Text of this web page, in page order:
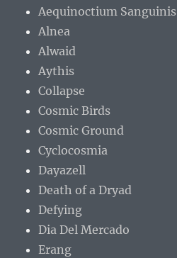
Aequinoctium Sanguinis
Alnea
Alwaid
Aythis
Collapse
Cosmic Birds
Cosmic Ground
Cyclocosmia
Dayazell
Death of a Dryad
Defying
Dia Del Mercado
Erang